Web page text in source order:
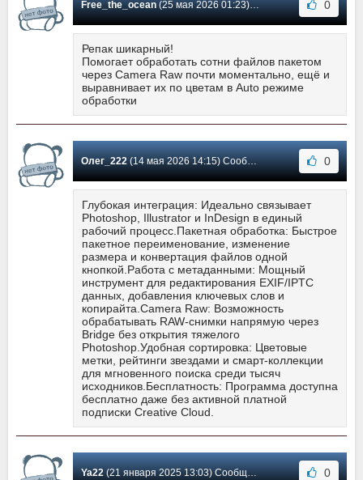
Free_the_ocean(25 мая 2026 01:23) Сообщение #21 0
Репак шикарный!
Помогает обработать сотни файлов пакетом
через Camera Raw почти моментально, ещё и
выравнивает их по цветам в Auto режиме
обработки
Олег_222(14 мая 2026 14:15) Сообщение #20 0
Глубокая интеграция: Идеально связывает
Photoshop, Illustrator и InDesign в единый
рабочий процесс.Пакетная обработка: Быстрое
пакетное переименование, изменение
размера и конвертация файлов одной
кнопкой.Работа с метаданными: Мощный
инструмент для редактирования EXIF/IPTC
данных, добавления ключевых слов и
копирайта.Camera Raw: Возможность
обрабатывать RAW-снимки напрямую через
Bridge без открытия тяжелого
Photoshop.Удобная сортировка: Цветовые
метки, рейтинги звездами и смарт-коллекции
для мгновенного поиска среди тысяч
исходников.Бесплатность: Программа доступна
бесплатно даже без активной платной
подписки Creative Cloud.
Ya22(21 января 2025 13:03) Сообщение #19 0